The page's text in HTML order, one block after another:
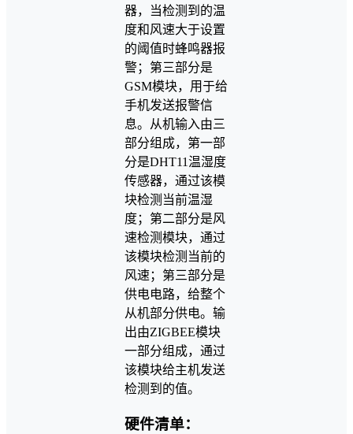
器，当检测到的温
度和风速大于设置
的阈值时蜂鸣器报
警；第三部分是
GSM模块，用于给
手机发送报警信
息。从机输入由三
部分组成，第一部
分是DHT11温湿度
传感器，通过该模
块检测当前温湿
度；第二部分是风
速检测模块，通过
该模块检测当前的
风速；第三部分是
供电电路，给整个
从机部分供电。输
出由ZIGBEE模块
一部分组成，通过
该模块给主机发送
检测到的值。
硬件清单：